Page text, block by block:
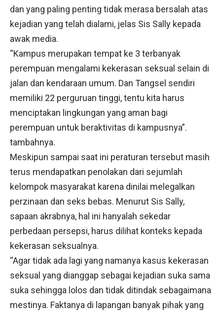
dan yang paling penting tidak merasa bersalah atas
kejadian yang telah dialami, jelas Sis Sally kepada
awak media.
“Kampus merupakan tempat ke 3 terbanyak
perempuan mengalami kekerasan seksual selain di
jalan dan kendaraan umum. Dan Tangsel sendiri
memiliki 22 perguruan tinggi, tentu kita harus
menciptakan lingkungan yang aman bagi
perempuan untuk beraktivitas di kampusnya”.
tambahnya.
Meskipun sampai saat ini peraturan tersebut masih
terus mendapatkan penolakan dari sejumlah
kelompok masyarakat karena dinilai melegalkan
perzinaan dan seks bebas. Menurut Sis Sally,
sapaan akrabnya, hal ini hanyalah sekedar
perbedaan persepsi, harus dilihat konteks kepada
kekerasan seksualnya.
“Agar tidak ada lagi yang namanya kasus kekerasan
seksual yang dianggap sebagai kejadian suka sama
suka sehingga lolos dan tidak ditindak sebagaimana
mestinya. Faktanya di lapangan banyak pihak yang